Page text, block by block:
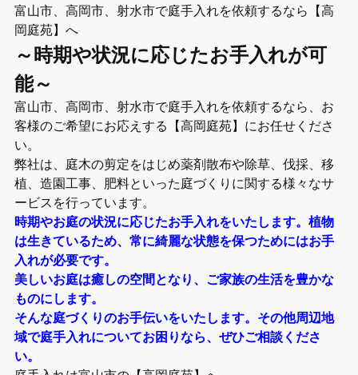
富山市、高岡市、射水市で庭手入れを依頼するなら【高
岡庭苑】へ
～時期や状況に応じたお手入れが可
能～
富山市、高岡市、射水市で庭手入れを依頼するなら、お
客様のご希望にお応えする【高岡庭苑】にお任せくださ
い。
弊社は、庭木の剪定をはじめ薬剤散布や除草、伐採、移
植、造園工事、肥料といった庭づくりに関する様々なサ
ービスを行っています。
時期やお庭の状況に応じたお手入れをいたします。植物
は生きているため、常に綺麗な状態を保つためにはお手
入れが必要です。
美しいお庭は癒しの空間となり、ご家族の生活を豊かな
ものにします。
そんな庭づくりのお手伝いをいたします。その他周辺地
域で庭手入れについてお困りなら、ぜひご相談くださ
い。